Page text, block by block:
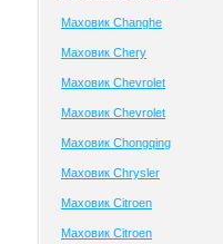
Маховик Changhe
Маховик Chery
Маховик Chevrolet
Маховик Chevrolet
Маховик Chongqing
Маховик Chrysler
Маховик Citroen
Маховик Citroen